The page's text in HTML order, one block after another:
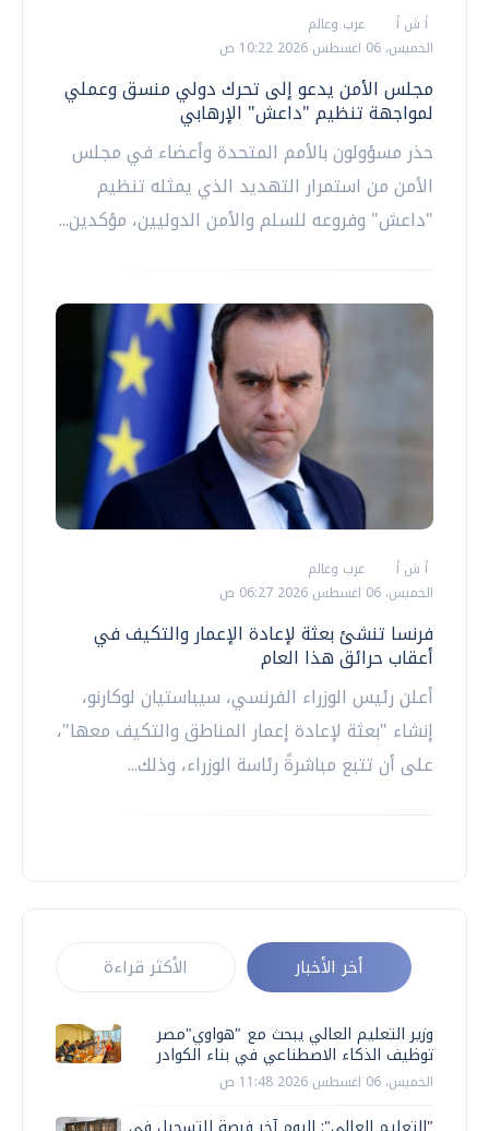
أ ش أ
عرب وعالم
الخميس، 06 اغسطس 2026 10:22 ص
مجلس الأمن يدعو إلى تحرك دولي منسق وعملي
لمواجهة تنظيم "داعش" الإرهابي
حذر مسؤولون بالأمم المتحدة وأعضاء في مجلس
الأمن من استمرار التهديد الذي يمثله تنظيم
"داعش" وفروعه للسلم والأمن الدوليين، مؤكدين...
أ ش أ
عرب وعالم
الخميس، 06 اغسطس 2026 06:27 ص
فرنسا تنشئ بعثة لإعادة الإعمار والتكيف في
أعقاب حرائق هذا العام
أعلن رئيس الوزراء الفرنسي، سيباستيان لوكارنو،
إنشاء "بعثة لإعادة إعمار المناطق والتكيف معها"،
على أن تتبع مباشرةً رئاسة الوزراء، وذلك...
أخر الأخبار الأكثر قراءة
وزير التعليم العالي يبحث مع "هواوي"مصر
توظيف الذكاء الاصطناعي في بناء الكوادر
الخميس، 06 اغسطس 2026 11:48 ص